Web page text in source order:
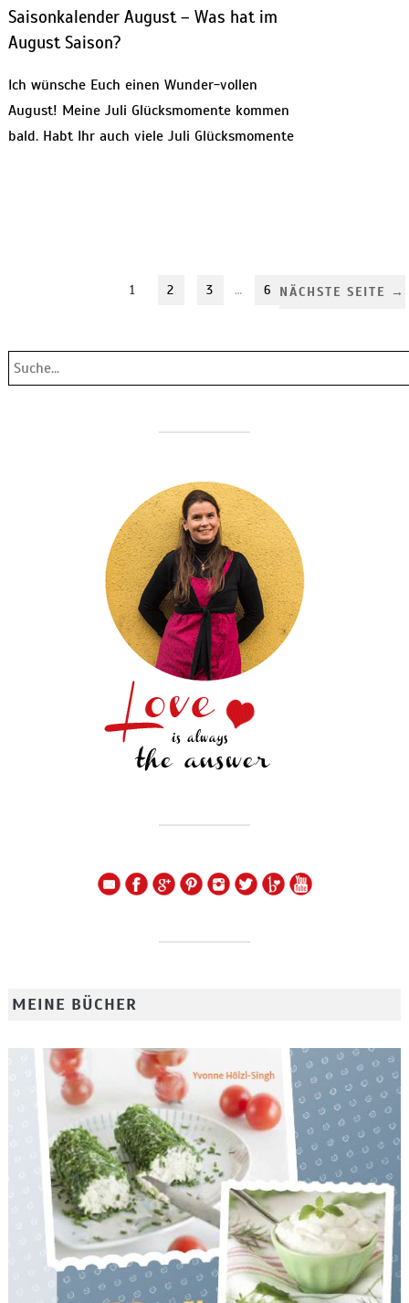
Saisonkalender August – Was hat im
August Saison?
Ich wünsche Euch einen Wunder-vollen
August! Meine Juli Glücksmomente kommen
bald. Habt Ihr auch viele Juli Glücksmomente
1 2 3 … 6 NÄCHSTE SEITE →
MEINE BÜCHER